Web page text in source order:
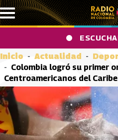
Pasar al contenido principal
Inicio Actualidad
Colombia logró su primer
Centroamericanos del Caribe